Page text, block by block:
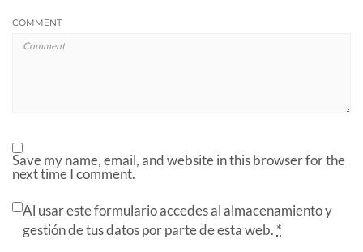
COMMENT
Save my name, email, and website in this browser for the
next time I comment.
Al usar este formulario accedes al almacenamiento y
gestión de tus datos por parte de esta web. *